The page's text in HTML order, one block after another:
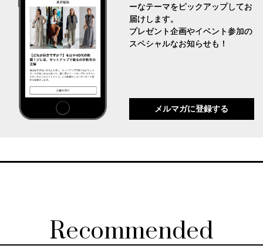
ーなテーマをピックアップしてお
届けします。
プレゼント企画やイベント参加の
スペシャルなお知らせも！
メルマガに登録する
Recommended